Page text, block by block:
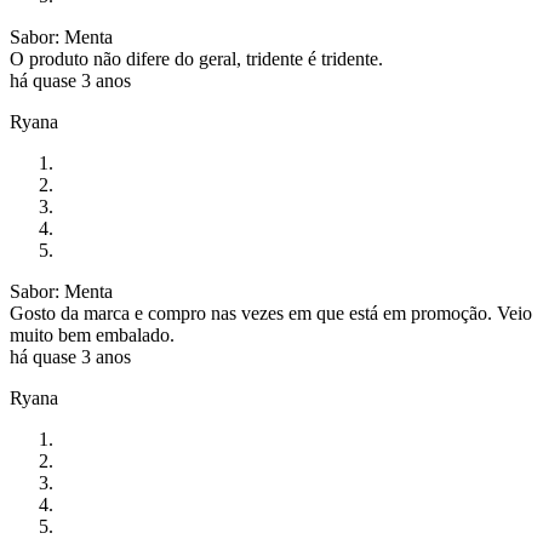
Sabor: Menta
O produto não difere do geral, tridente é tridente.
há quase 3 anos
Ryana
Sabor: Menta
Gosto da marca e compro nas vezes em que está em promoção. Veio
muito bem embalado.
há quase 3 anos
Ryana